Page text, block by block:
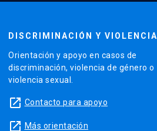
DISCRIMINACIÓN Y VIOLENCIA
Orientación y apoyo en casos de
discriminación, violencia de género o
violencia sexual.
launch Contacto para apoyo
launch Más orientación